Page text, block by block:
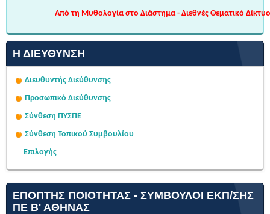
Από τη Μυθολογία στο Διάστημα - Διεθνές Θεματικό
Η ΔΙΕΎΘΥΝΣΗ
Διευθυντής Διεύθυνσης
Προσωπικό Διεύθυνσης
Σύνθεση ΠΥΣΠΕ
Σύνθεση Τοπικού Συμβουλίου
Επιλογής
ΕΠΌΠΤΗΣ ΠΟΙΌΤΗΤΑΣ - ΣΎΜΒΟΥΛΟΙ ΕΚΠ/ΣΗΣ
ΠΕ Β' ΑΘΉΝΑΣ